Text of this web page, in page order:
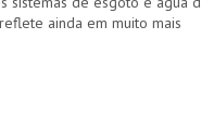
ainda em muito mais